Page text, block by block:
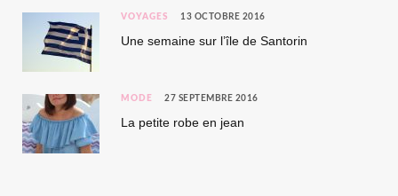
VOYAGES 13 OCTOBRE 2016
Une semaine sur l’île de Santorin
MODE 27 SEPTEMBRE 2016
La petite robe en jean